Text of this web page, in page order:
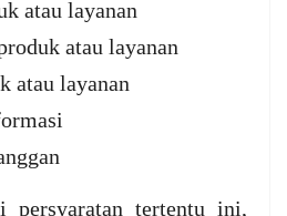
atau layanan
atau layanan
atau layanan
persyaratan tertentu ini,